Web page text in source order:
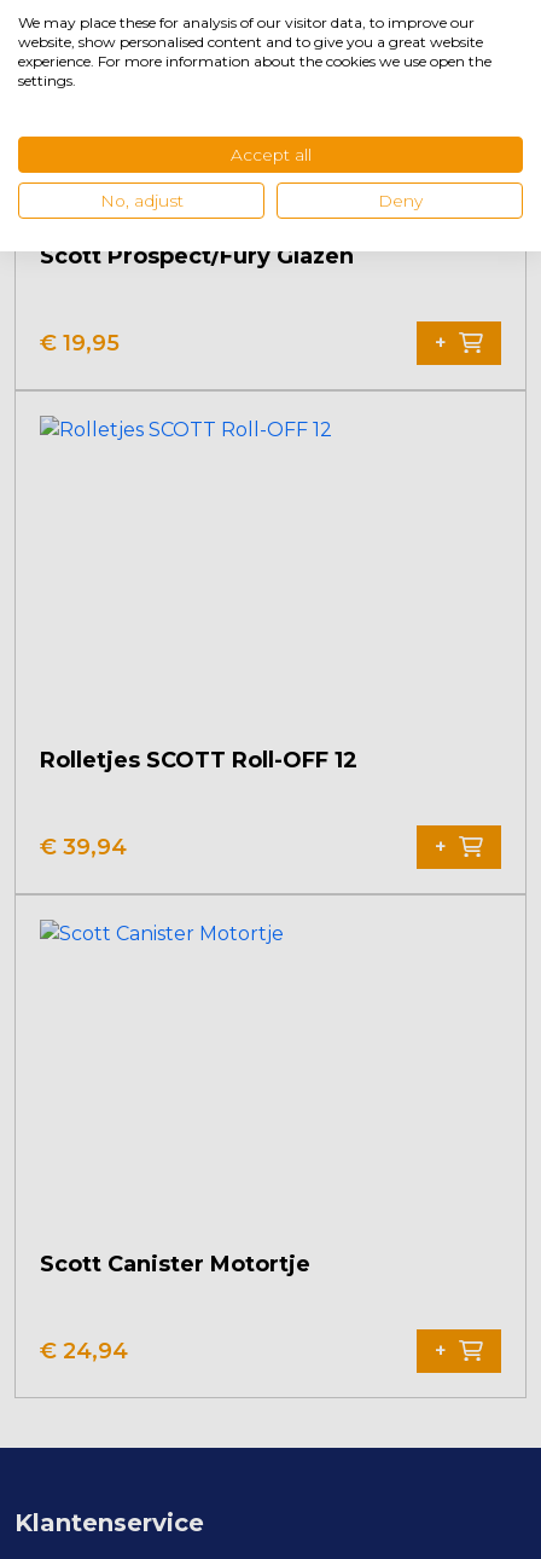
Scott Prospect/Fury Glazen
€ 19,95 +
heeft
Deze
Rolletjes SCOTT Roll-OFF 12
€ 39,94 +
Scott Canister Motortje
€ 24,94 +
Klantenservice
We may place these for analysis of our visitor data, to improve our
website, show personalised content and to give you a great website
experience. For more information about the cookies we use open the
settings.
Accept all
No, adjust Deny